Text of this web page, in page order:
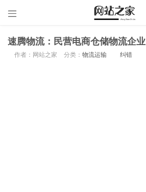

速腾物流：民营电商仓储物流企业
作者：网站之家 分类： 物流运输 纠错